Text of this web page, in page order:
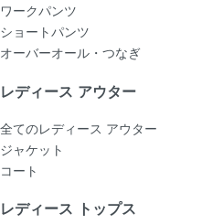
ワークパンツ
ショートパンツ
オーバーオール・つなぎ
レディース アウター
全てのレディース アウター
ジャケット
コート
レディース トップス